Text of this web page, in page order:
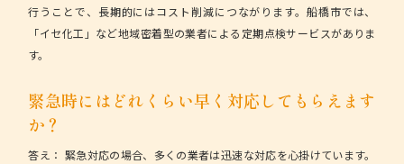
行うことで、長期的にはコスト削減につながります。船橋市では、
「イセ化工」など地域密着型の業者による定期点検サービスがありま
す。
緊急時にはどれくらい早く対応してもらえます
か？
答え： 緊急対応の場合、多くの業者は迅速な対応を心掛けています。